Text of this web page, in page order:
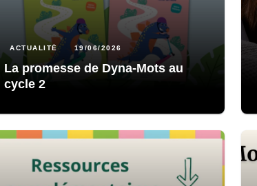
ACTUALITÉ 19/06/2026
La promesse de Dyna-Mots au
cycle 2